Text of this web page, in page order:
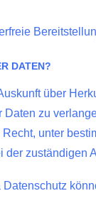
DATEN?
über
zu
unter
zuständigen